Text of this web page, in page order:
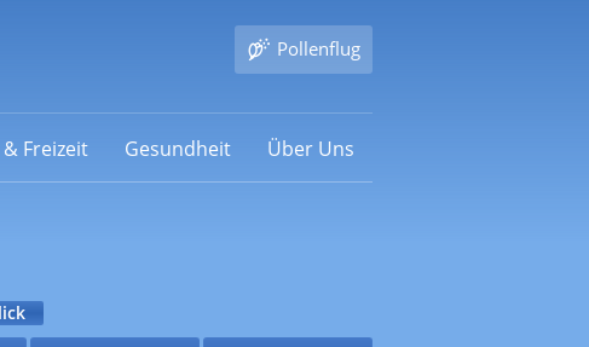
Pollenflug
Freizeit Gesundheit Über Uns